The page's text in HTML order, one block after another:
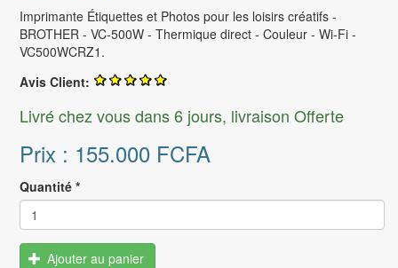
Imprimante Étiquettes et Photos pour les loisirs créatifs -
BROTHER - VC-500W - Thermique direct - Couleur - Wi-Fi -
VC500WCRZ1.
Avis Client:
Livré chez vous dans 6 jours, livraison Offerte
Prix : 155.000 FCFA
Quantité *
Ajouter au panier